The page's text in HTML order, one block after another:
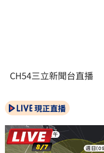
CH54三立新聞台直播
現正直播